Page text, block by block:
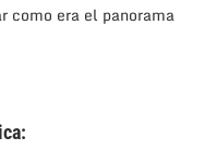
como era el panorama